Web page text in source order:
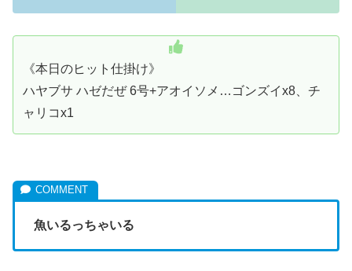
《本日のヒット仕掛け》
ハヤブサ ハゼだぜ 6号+アオイソメ…ゴンズイx8、チ
ャリコx1
魚いるっちゃいる